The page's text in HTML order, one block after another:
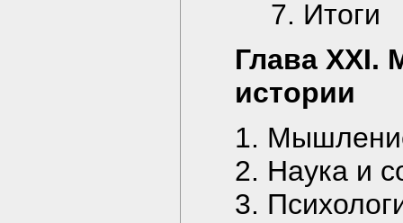
7. Итоги
Глава XXI.
истории
1.
2. Наука и
3.